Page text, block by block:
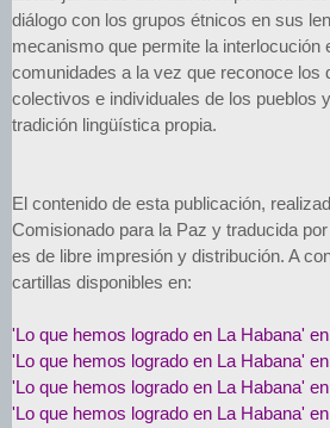
diálogo con los grupos étnicos en sus
mecanismo que permite la interlocución
comunidades a la vez que reconoce los
colectivos e individuales de los pueblos
tradición lingüística propia.
El contenido de esta publicación,
Comisionado para la Paz y traducida
es de libre impresión y distribución. A
cartillas disponibles en:
'Lo que hemos logrado en La Habana'
'Lo que hemos logrado en La Habana'
'Lo que hemos logrado en La Habana'
'Lo que hemos logrado en La Habana'